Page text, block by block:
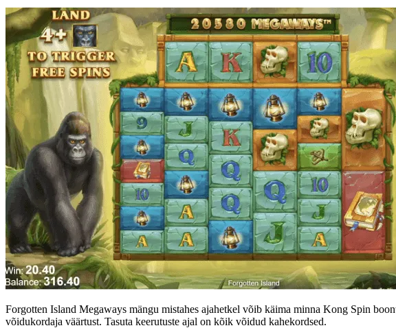
Forgotten Island Megaways mängu mistahes ajahetkel võib käima minna Kong Spin
võidukordaja väärtust. Tasuta keerutuste ajal on kõik võidud kahekordsed.